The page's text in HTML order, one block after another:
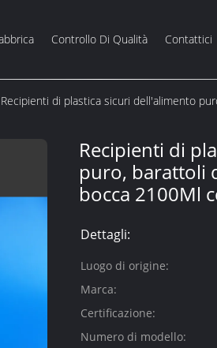
Controllo Di Qualità Contattici
Recipienti di plastica sicuri dell'alimento
Recipienti di
puro, barattoli
bocca 2100Ml
Dettagli:
Luogo di origine:
Marca:
Certificazione:
Numero di modello: